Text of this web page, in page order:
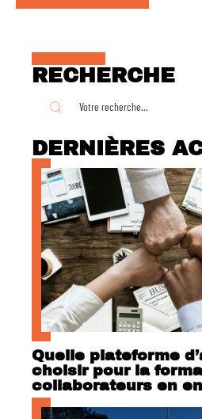
RECHERCHE
DERNIÈRES
Quelle plateforme
choisir pour la
collaborateurs en